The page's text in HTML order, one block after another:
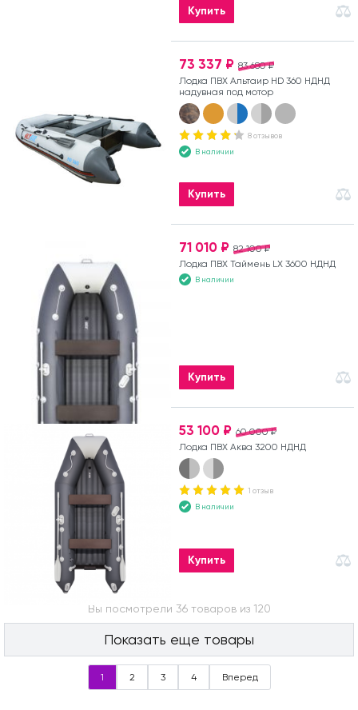
Купить
83 680 ₽
73 337 ₽
Лодка ПВХ Альтаир HD 360 НДНД
надувная под мотор
8 отзывов
В наличии
Купить
82 100 ₽
71 010 ₽
Лодка ПВХ Таймень LX 3600 НДНД
В наличии
Купить
60 000 ₽
53 100 ₽
Лодка ПВХ Аква 3200 НДНД
1 отзыв
В наличии
Купить
Вы посмотрели 36 товаров из 120
Показать еще товары
1 2 3 4 Вперед